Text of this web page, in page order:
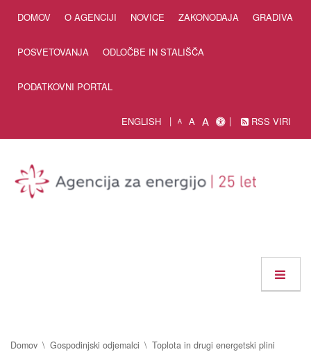
DOMOV O AGENCIJI NOVICE ZAKONODAJA GRADIVA
POSVETOVANJA ODLOČBE IN STALIŠČA
PODATKOVNI PORTAL
ENGLISH A A A RSS VIRI
Domov Gospodinjski odjemalci
Toplota in drugi energetski plini